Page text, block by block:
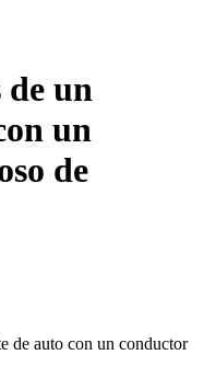
de un
un
de
de auto con un conductor